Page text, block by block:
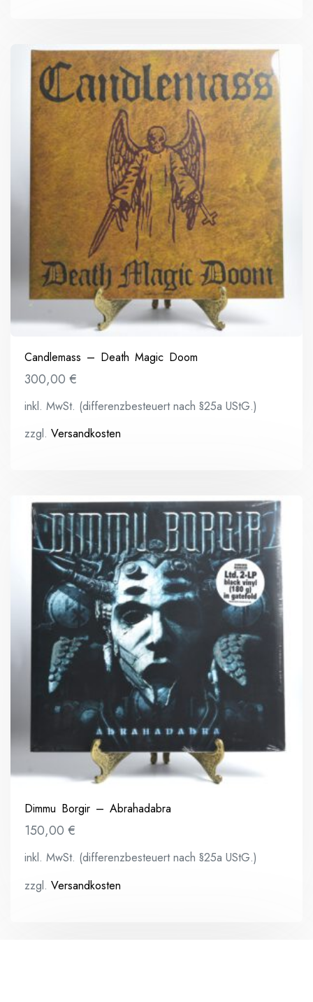
Candlemass – Death Magic Doom
300,00 €
inkl. MwSt. (differenzbesteuert nach §25a UStG.)
zzgl. Versandkosten
Dimmu Borgir – Abrahadabra
150,00 €
inkl. MwSt. (differenzbesteuert nach §25a UStG.)
zzgl. Versandkosten